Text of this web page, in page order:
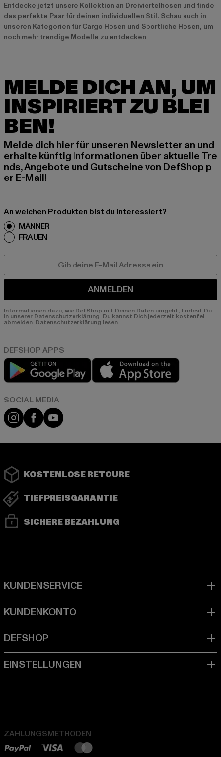
Entdecke jetzt unsere Kollektion an Dreiviertelhosen und finde
das perfekte Paar für deinen individuellen Stil. Schau auch in
unseren Kategorien für Cargo Hosen und Sportliche Hosen, um
noch mehr trendige Modelle zu entdecken.
MELDE DICH AN, UM
INSPIRIERT ZU BLEI
BEN!
Melde dich hier für unseren Newsletter an und
erhalte künftig Informationen über aktuelle Tre
nds, Angebote und Gutscheine von DefShop p
er E-Mail!
An welchen Produkten bist du interessiert?
MÄNNER
FRAUEN
ANMELDEN
Informationen dazu, wie DefShop mit Deinen Daten umgeht, findest Du
in unserer Datenschutzerklärung. Du kannst Dich jederzeit kostenfei
abmelden. Datenschutzerklärung lesen.
Play market
Instagram
FacebookYouTube
KOSTENLOSE RETOURE
TIEFPREISGARANTIE
SICHERE BEZAHLUNG
ZAHLUNGSMETHODEN